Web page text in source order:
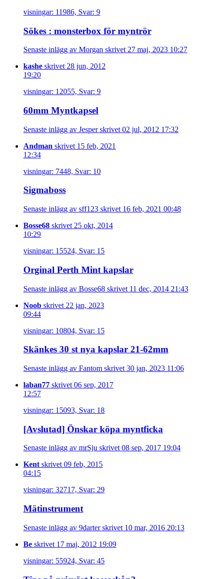
visningar: 11986, Svar: 9
Sökes : monsterbox för myntrör
Senaste inlägg av Morgan skrivet 27 maj, 2023 10:27
kashe skrivet 28 jun, 2012
19:20
visningar: 12055, Svar: 9
60mm Myntkapsel
Senaste inlägg av Jesper skrivet 02 jul, 2012 17:32
Andman skrivet 15 feb, 2021
12:34
visningar: 7448, Svar: 10
Sigmaboss
Senaste inlägg av sff123 skrivet 16 feb, 2021 00:48
Bosse68 skrivet 25 okt, 2014
10:29
visningar: 15524, Svar: 15
Orginal Perth Mint kapslar
Senaste inlägg av Bosse68 skrivet 11 dec, 2014 21:43
Noob skrivet 22 jan, 2023
09:44
visningar: 10804, Svar: 15
Skänkes 30 st nya kapslar 21-62mm
Senaste inlägg av Fantom skrivet 30 jan, 2023 11:06
laban77 skrivet 06 sep, 2017
12:57
visningar: 15093, Svar: 18
[Avslutad] Önskar köpa myntficka
Senaste inlägg av mrSju skrivet 08 sep, 2017 19:04
Kentskrivet 09 feb, 2015
04:15
visningar: 32717, Svar: 29
Mätinstrument
Senaste inlägg av 9darter skrivet 10 mar, 2016 20:13
Be skrivet 17 maj, 2012 19:09
visningar: 55924, Svar: 45